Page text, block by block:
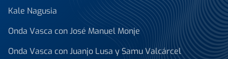
Kale Nagusia
Onda Vasca con José Manuel Monje
Onda Vasca con Juanjo Lusa y Samu Valcárcel